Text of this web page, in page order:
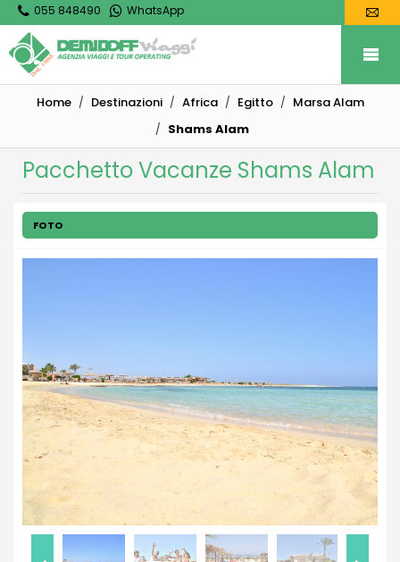
055 848490 WhatsApp
Home Destinazioni Africa Egitto
Marsa Alam
Shams Alam
Pacchetto Vacanze Shams Alam
FOTO